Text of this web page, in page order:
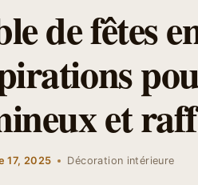
de fêtes
et
17, 2025 Décoration intérieure